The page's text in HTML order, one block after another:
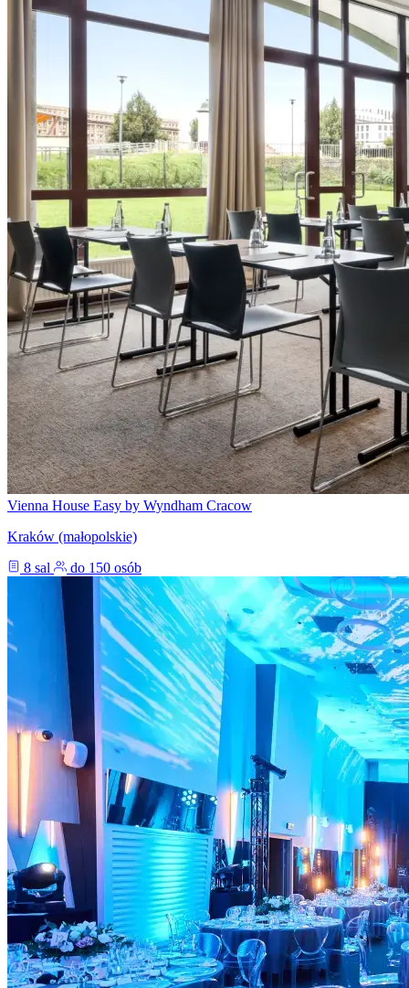
Vienna House Easy by Wyndham Cracow
Kraków (małopolskie)
8 sal
do 150 osób